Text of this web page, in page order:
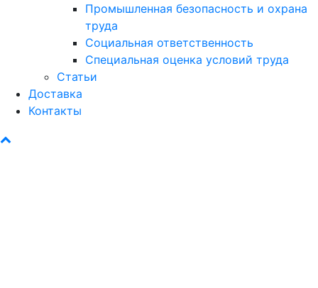
Промышленная безопасность и охрана
труда
Социальная ответственность
Специальная оценка условий труда
Статьи
Доставка
Контакты